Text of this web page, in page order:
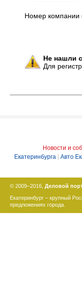
Номер компании
Не нашли
Для
Новости и
Екатеринбурга
Авто
© 2009–2016, Деловой
Екатеринбург – крупный
предложениях города.